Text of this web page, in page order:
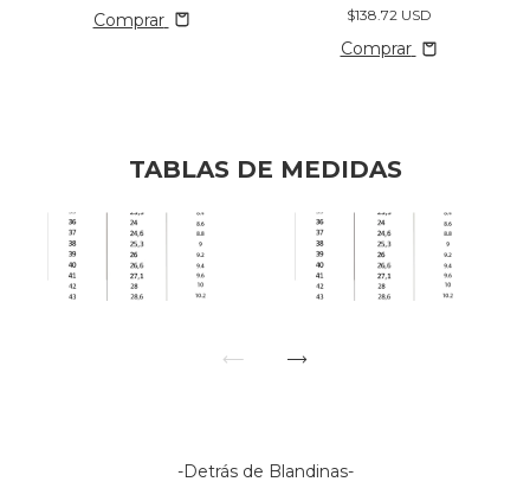
Comprar
$138.72 USD
Comprar
TABLAS DE MEDIDAS
-Detrás de Blandinas-